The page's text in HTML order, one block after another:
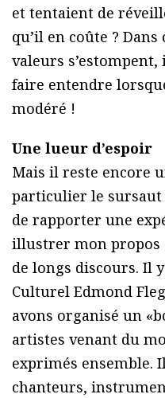
et tentaient de
qu’il en coûte ?
valeurs
faire entendre
modéré !
Une lueur d’espoir
Mais il reste encore
particulier le sursaut
de rapporter une
illustrer mon propos
de longs discours. Il
Culturel Edmond
avons organisé un
artistes venant du
exprimés ensemble.
chanteurs,